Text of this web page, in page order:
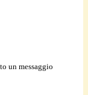
un messaggio